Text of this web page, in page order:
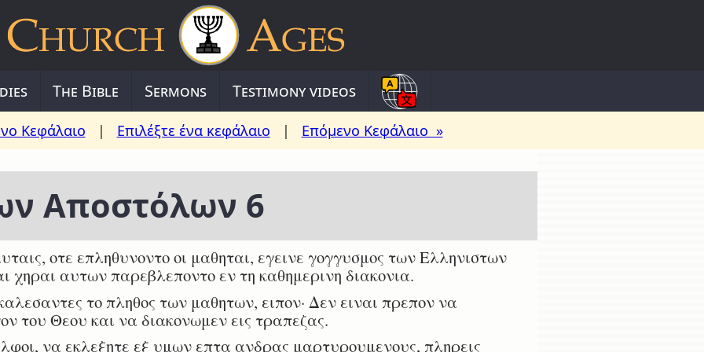
The Bible Sermons Testimony videos
Κεφάλαιο | Επιλέξτε ένα κεφάλαιο | Επόμενο Κεφάλαιο »
Αποστόλων 6
οτε επληθυνοντο οι μαθηται, εγεινε γογγυσμος των Ελληνιστων
χηραι αυτων παρεβλεποντο εν τη καθημερινη διακονια.
το πληθος των μαθητων, ειπον· Δεν ειναι πρεπον να
του Θεου και να διακονωμεν εις τραπεζας.
να εκλεξητε εξ υμων επτα ανδρας μαρτυρουμενους, πληρεις